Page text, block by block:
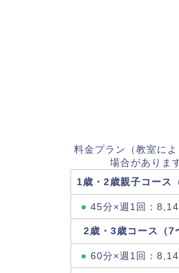
料金プラン（教室に
場合がありま
1歳・2歳親子コース
45分×週1回：
2歳・3歳コース（7
60分×週1回：